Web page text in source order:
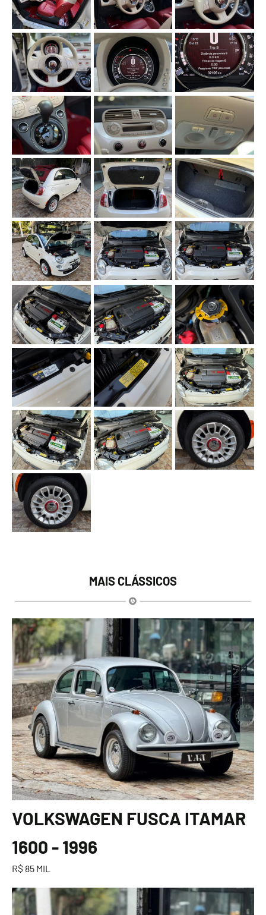
MAIS CLÁSSICOS
VOLKSWAGEN FUSCA ITAMAR
1600 - 1996
R$ 85 MIL